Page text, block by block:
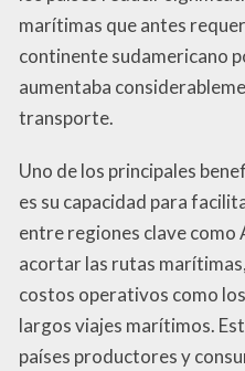
marítimas que antes
continente sudamericano
aumentaba
transporte.
Uno de los principales
es su capacidad para
entre regiones clave como
acortar las rutas
costos operativos como
largos viajes marítimos.
países productores y